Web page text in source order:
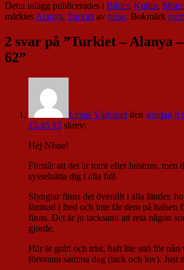
Detta inlägg publicerades i Bilder, Kultur, Möte,
märktesAlanya, Turkietav nisse. Bokmärk
2 svar på ”Turkiet – Alanya
62”
Lenas Värkstad den söndag 8
15:45 15 skrev:
Hej NIsse!
Förstår att det är tomt efter hustrun, men
sysselsätta dig i alla fall.
Slynglar finns det överallt i alla länder,
lämnad i fred och inte får dem på halsen
finns. Det är ju tacksamt att reta någon
gjorde.
Här är grått och trist, haft lite snö för nån
försvann samma dag (tack och lov). Just